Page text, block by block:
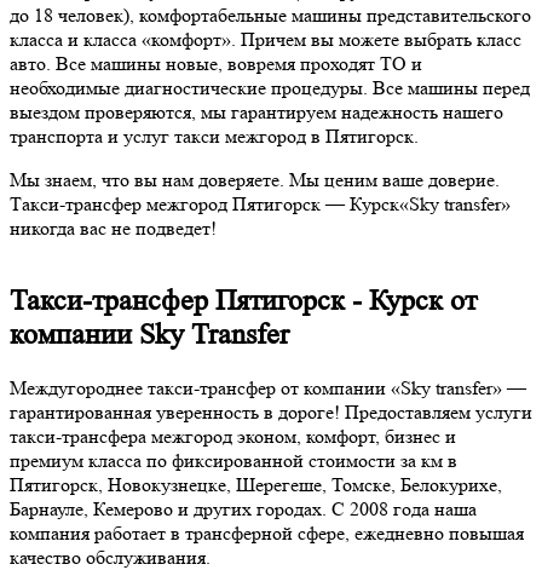
до 18 человек), комфортабельные машины представительского
класса и класса «комфорт». Причем вы можете выбрать класс
авто. Все машины новые, вовремя проходят ТО и
необходимые диагностические процедуры. Все машины перед
выездом проверяются, мы гарантируем надежность нашего
транспорта и услуг такси межгород в Пятигорск.
Мы знаем, что вы нам доверяете. Мы ценим ваше доверие.
Такси-трансфер межгород Пятигорск — Курск«Sky transfer»
никогда вас не подведет!
Такси-трансфер Пятигорск - Курск от
компании Sky Transfer
Междугороднее такси-трансфер от компании «Sky transfer» —
гарантированная уверенность в дороге! Предоставляем услуги
такси-трансфера межгород эконом, комфорт, бизнес и
премиум класса по фиксированной стоимости за км в
Пятигорск, Новокузнецке, Шерегеше, Томске, Белокурихе,
Барнауле, Кемерово и других городах. С 2008 года наша
компания работает в трансферной сфере, ежедневно повышая
качество обслуживания.